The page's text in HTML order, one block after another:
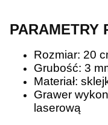
PARAMETRY
Rozmiar: 20
Grubość: 3
Materiał:
Grawer
laserową